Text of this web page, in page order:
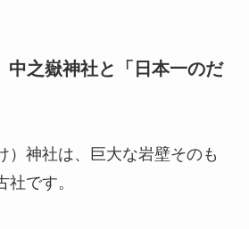
中之嶽神社と「日本一のだ
）神社は、巨大な岩壁そのも
です。